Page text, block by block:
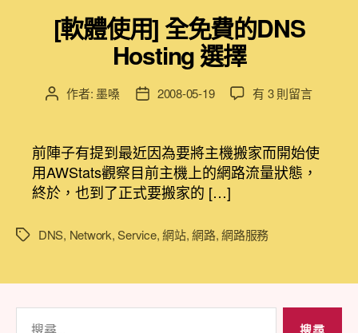
件〉
類
[軟體使用] 全免費的DNS
Hosting 選擇
文
者
作者: 墨嗓
文
佈
日
期
2008-05-19
在
使
用]
全
的
選
有 3 則留言
前陣子有提到最近因為要將主機搬家而開始使
用AWStats觀察目前主機上的網路流量狀態，
終於，也到了正式要搬家的 […]
標
DNS, Network,Service,網站,網路,網路服務